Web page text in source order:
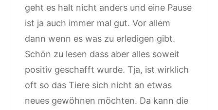
geht es halt nicht anders und eine Pause
ist ja auch immer mal gut. Vor allem
dann wenn es was zu erledigen gibt.
Schön zu lesen dass aber alles soweit
positiv geschafft wurde. Tja, ist wirklich
oft so das Tiere sich nicht an etwas
neues gewöhnen möchten. Da kann die